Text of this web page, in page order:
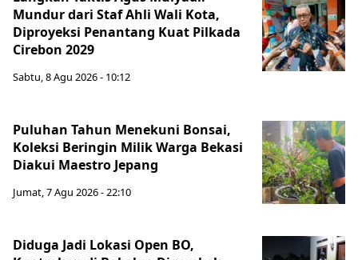
Mundur dari Staf Ahli Wali Kota,
Diproyeksi Penantang Kuat Pilkada
Cirebon 2029
Sabtu, 8 Agu 2026 - 10:12
Puluhan Tahun Menekuni Bonsai,
Koleksi Beringin Milik Warga Bekasi
Diakui Maestro Jepang
Jumat, 7 Agu 2026 - 22:10
Diduga Jadi Lokasi Open BO,